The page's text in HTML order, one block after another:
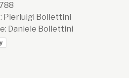
Pierluigi Bollettini
Daniele Bollettini